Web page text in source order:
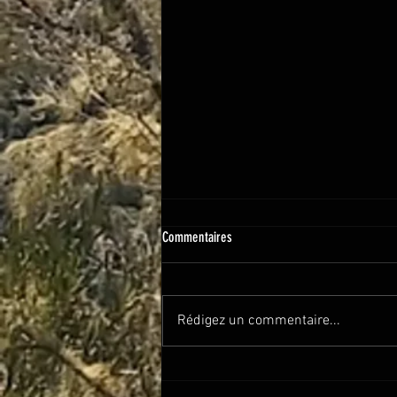
Takamaka
Commentaires
Rédigez un commentaire...